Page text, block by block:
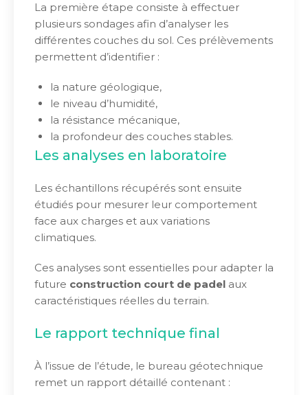
La première étape consiste à effectuer
plusieurs sondages afin d’analyser les
différentes couches du sol. Ces prélèvements
permettent d’identifier :
la nature géologique,
le niveau d’humidité,
la résistance mécanique,
la profondeur des couches stables.
Les analyses en laboratoire
Les échantillons récupérés sont ensuite
étudiés pour mesurer leur comportement
face aux charges et aux variations
climatiques.
Ces analyses sont essentielles pour adapter la
future construction court de padel aux
caractéristiques réelles du terrain.
Le rapport technique final
À l’issue de l’étude, le bureau géotechnique
remet un rapport détaillé contenant :